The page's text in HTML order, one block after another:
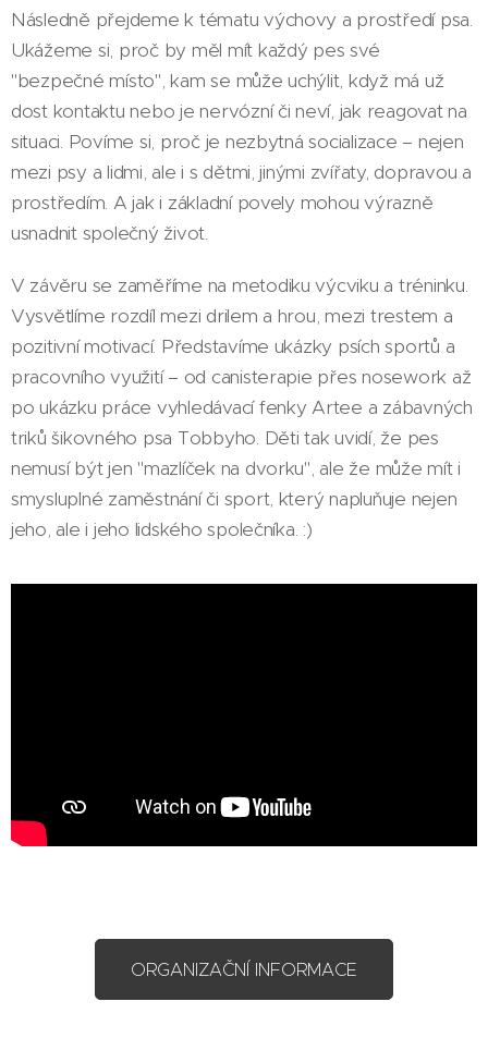
Následně přejdeme k tématu výchovy a prostředí psa.
Ukážeme si, proč by měl mít každý pes své
"bezpečné místo", kam se může uchýlit, když má už
dost kontaktu nebo je nervózní či neví, jak reagovat na
situaci. Povíme si, proč je nezbytná socializace – nejen
mezi psy a lidmi, ale i s dětmi, jinými zvířaty, dopravou a
prostředím. A jak i základní povely mohou výrazně
usnadnit společný život.
V závěru se zaměříme na metodiku výcviku a tréninku.
Vysvětlíme rozdíl mezi drilem a hrou, mezi trestem a
pozitivní motivací. Představíme ukázky psích sportů a
pracovního využití – od canisterapie přes nosework až
po ukázku práce vyhledávací fenky Artee a zábavných
triků šikovného psa Tobbyho. Děti tak uvidí, že pes
nemusí být jen "mazlíček na dvorku", ale že může mít i
smysluplné zaměstnání či sport, který napluňuje nejen
jeho, ale i jeho lidského společníka. :)
ORGANIZAČNÍ INFORMACE